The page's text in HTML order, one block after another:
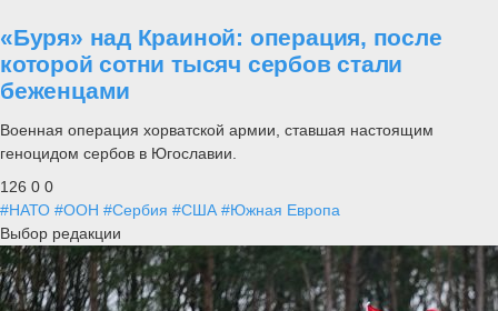
«Буря» над Краиной: операция, после
которой сотни тысяч сербов стали
беженцами
Военная операция хорватской армии, ставшая настоящим
геноцидом сербов в Югославии.
126 0 0
#НАТО #ООН #Сербия #США #Южная Европа
Выбор редакции